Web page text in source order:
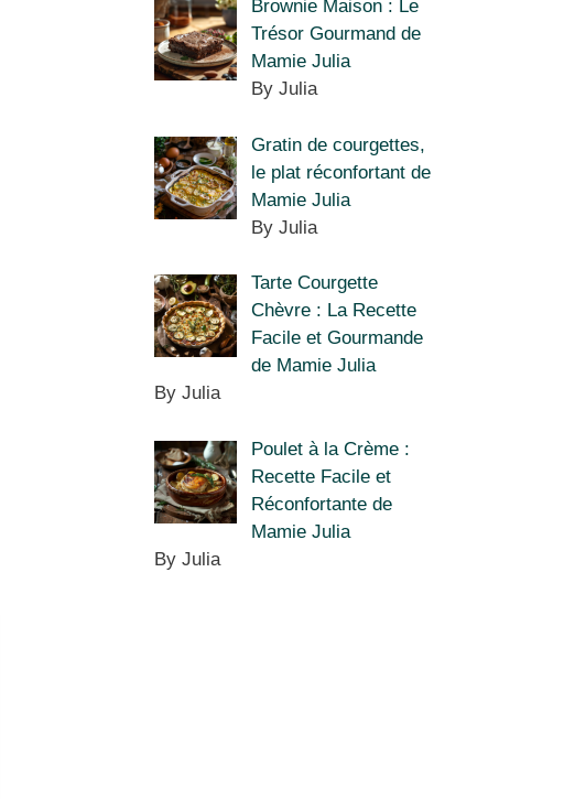
Brownie Maison : Le
Trésor Gourmand de
Mamie Julia
By Julia
Gratin de courgettes,
le plat réconfortant de
Mamie Julia
By Julia
Tarte Courgette
Chèvre : La Recette
Facile et Gourmande
de Mamie Julia
By Julia
Poulet à la Crème :
Recette Facile et
Réconfortante de
Mamie Julia
By Julia